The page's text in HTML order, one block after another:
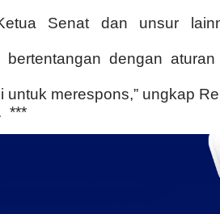
Senat dan unsur
bertentangan dengan
untuk merespons,” ungkap
***